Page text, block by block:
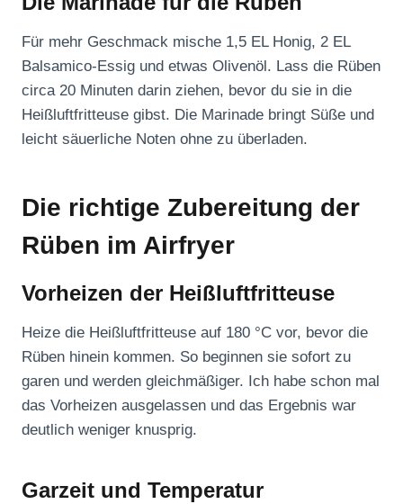
Für mehr Geschmack mische 1,5 EL Honig, 2 EL
Balsamico-Essig und etwas Olivenöl. Lass die Rüben
circa 20 Minuten darin ziehen, bevor du sie in die
Heißluftfritteuse gibst. Die Marinade bringt Süße und
leicht säuerliche Noten ohne zu überladen.
Die richtige Zubereitung der
Rüben im Airfryer
Vorheizen der Heißluftfritteuse
Heize die Heißluftfritteuse auf 180 °C vor, bevor die
Rüben hinein kommen. So beginnen sie sofort zu
garen und werden gleichmäßiger. Ich habe schon mal
das Vorheizen ausgelassen und das Ergebnis war
deutlich weniger knusprig.
Garzeit und Temperatur